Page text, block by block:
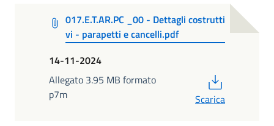
017.E.T.AR.PC _00 - Dettagli costrutti
vi - parapetti e cancelli.pdf
14-11-2024
Allegato 3.95 MB formato
p7m
Scarica